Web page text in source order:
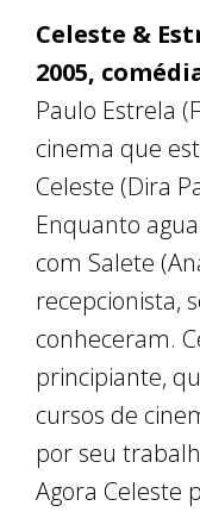
Celeste &
2005,
Paulo Estrela
cinema que
Celeste (Dira
Enquanto
com Salete
recepcionista,
conheceram.
principiante,
cursos de
por seu
Agora Celeste